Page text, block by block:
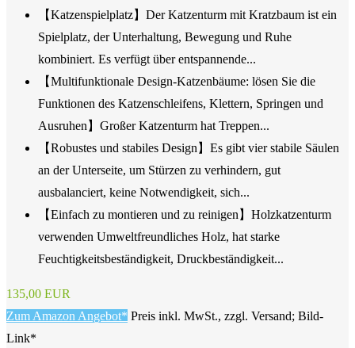
【Katzenspielplatz】Der Katzenturm mit Kratzbaum ist ein
Spielplatz, der Unterhaltung, Bewegung und Ruhe
kombiniert. Es verfügt über entspannende...
【Multifunktionale Design-Katzenbäume: lösen Sie die
Funktionen des Katzenschleifens, Klettern, Springen und
Ausruhen】Großer Katzenturm hat Treppen...
【Robustes und stabiles Design】Es gibt vier stabile Säulen
an der Unterseite, um Stürzen zu verhindern, gut
ausbalanciert, keine Notwendigkeit, sich...
【Einfach zu montieren und zu reinigen】Holzkatzenturm
verwenden Umweltfreundliches Holz, hat starke
Feuchtigkeitsbeständigkeit, Druckbeständigkeit...
135,00 EUR
Zum Amazon Angebot* Preis inkl. MwSt., zzgl. Versand; Bild-
Link*